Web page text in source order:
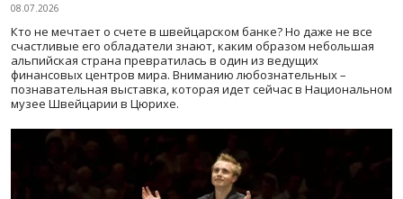
08.07.2026
Кто не мечтает о счете в швейцарском банке? Но даже не все
счастливые его обладатели знают, каким образом небольшая
альпийская страна превратилась в один из ведущих
финансовых центров мира. Вниманию любознательных –
познавательная выставка, которая идет сейчас в Национальном
музее Швейцарии в Цюрихе.